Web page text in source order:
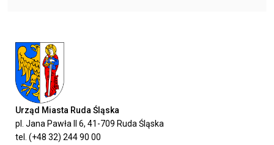
Urząd Miasta Ruda Śląska
pl. Jana Pawła II 6, 41-709 Ruda Śląska
tel. (+48 32) 244 90 00